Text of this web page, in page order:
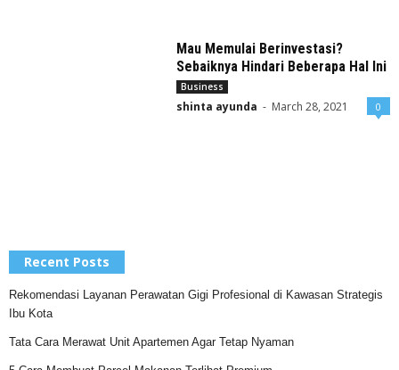
Mau Memulai Berinvestasi?
Sebaiknya Hindari Beberapa Hal Ini
Business
shinta ayunda - March 28, 2021 0
Recent Posts
Rekomendasi Layanan Perawatan Gigi Profesional di Kawasan Strategis
Ibu Kota
Tata Cara Merawat Unit Apartemen Agar Tetap Nyaman